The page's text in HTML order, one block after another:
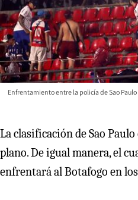
Enfrentamiento entre la policía de Sao Paulo
La clasificación de Sao
plano. De igual manera, el
enfrentará al Botafogo en